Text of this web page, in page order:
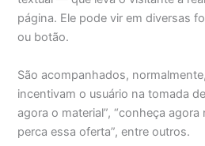
página. Ele pode vir em diversas
ou botão.
São acompanhados,
incentivam o usuário na tomada
agora o material”, “conheça
perca essa oferta”, entre outros.